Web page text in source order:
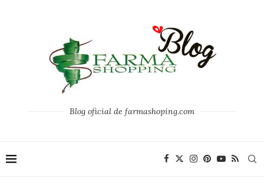
Blog oficial de farmashoping.com